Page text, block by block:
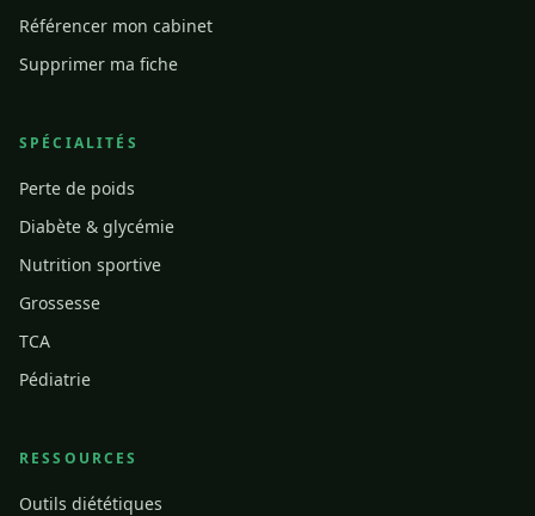
Référencer mon cabinet
Supprimer ma fiche
SPÉCIALITÉS
Perte de poids
Diabète & glycémie
Nutrition sportive
Grossesse
TCA
Pédiatrie
RESSOURCES
Outils diététiques